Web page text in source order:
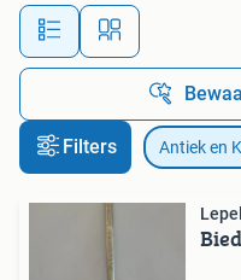
Alle
Filters Antiek en